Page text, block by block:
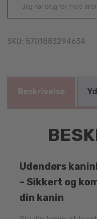
Jeg har brug for mere
SKU: 5701883294634
Beskrivelse
Udendørs
– Sikkert og
din kanin